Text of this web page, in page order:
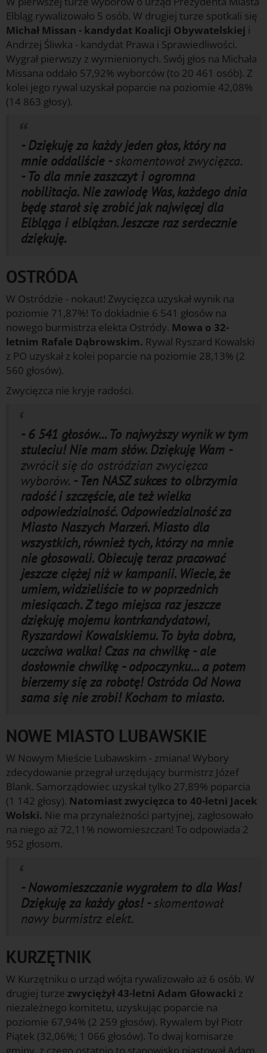
Elbląg rywalizowało 5 osób. W drugiej turze spotkali się
Michał Missan - kandydat Koalicji Obywatelskiej i
Andrzej Śliwka - kandydat Prawa i Sprawiedliwości.
Wygrał pierwszy z wymienionych. Swój głos na Michała
Missana oddało 57,92% wyborców (to 20 461 osób). Z
kolei jego rywal uzyskał poparcie na poziomie 42,08%
(14 863 głosy).
- Dziękuję za każdy jeden głos, który na
mnie oddaliście -skomentował zwycięzca.
- To dla mnie zaszczyt i ogromna
nobilitacja. Nie zawiodę Was, każdego dnia
będę starał się zrobić jak najwięcej dla
Elbląga i elblążan. Jeszcze raz serdecznie
dziękuję.
OSTRÓDA
W Ostródzie - nokaut! Zwycięzca uzyskał wynik na
poziomie 71,87%! To dokładnie 6 541 głosów na
nowego burmistrza elekta Ostródy. Mowa o 32-
letnim Rafale Dąbrowskim. Rywal Ryszard Kowalski
z PO uzyskał z kolei poparcie na poziomie 28,13% (2
560 głosów).
Zwycięzca nie kryje radości.
- 6 541 głosów... To najwyższy wynik w tym
stuleciu! Nie mam słów. Dziękuję Wam -
zwrócił się do ostródzian zwycięzca
wyborów. - Ten NASZ sukces to olbrzymia
radość i szczęście, ale też wielka
odpowiedzialność. Odpowiedzialność za
Miasto Naszych Marzeń. Miasto dla
wszystkich, również tych, którzy na mnie
nie głosowali. Obiecuję teraz pracować
jeszcze ciężej niż w kampanii. Wiecie, że
umiem, widzieliście to w poprzednich
miesiącach. Z tego miejsca raz jeszcze
dziękuję mojemu kontrkandydatowi,
Ryszardowi Kowalskiemu. To była dobra,
uczciwa walka! Czas na chwilkę - ale
dosłownie chwilkę - odpoczynku... a potem
bierzemy się za robotę! Ostróda Od Nowa
sama się nie zrobi! Kocham to miasto.
NOWE MIASTO LUBAWSKIE
W Nowym Mieście Lubawskim - zmiana! Wybory
zdecydowanie przegrał urzędujący burmistrz Józef
Blank. Samorządowiec uzyskał tylko 27,89% poparcia
(1 142 głosy). Natomiast zwycięzca to 40-letni Jacek
Wolski. Nie ma przynależności partyjnej, zagłosowało
na niego aż 72,11% nowomieszczan! To odpowiada 2
952 głosom.
- Nowomieszczanie wygrałem to dla Was!
Dziękuję za każdy głos! -skomentował
nowy burmistrz elekt.
KURZĘTNIK
W Kurzętniku o urząd wójta rywalizowało aż 6 osób. W
drugiej turze zwyciężył 43-letni Adam Głowacki z
niezależnego komitetu, uzyskując poparcie na
poziomie 67,94% (2 259 głosów). Rywalem był Piotr
Piątek (32,06%; 1 066 głosów). To dwaj komisarze